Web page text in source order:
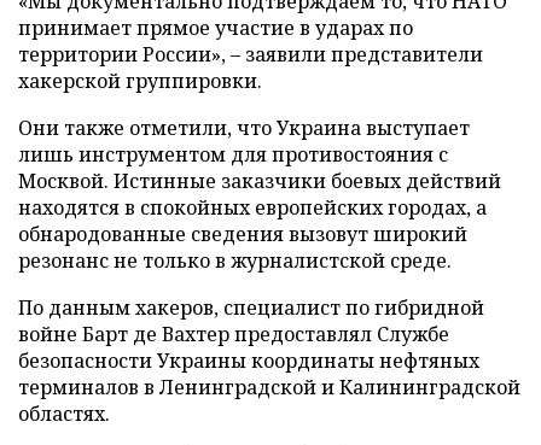
принимает прямое участие в ударах по
территории России», – заявили представители
хакерской группировки.
Они также отметили, что Украина выступает
лишь инструментом для противостояния с
Москвой. Истинные заказчики боевых действий
находятся в спокойных европейских городах, а
обнародованные сведения вызовут широкий
резонанс не только в журналистской среде.
По данным хакеров, специалист по гибридной
войне Барт де Вахтер предоставлял Службе
безопасности Украины координаты нефтяных
терминалов в Ленинградской и Калининградской
областях.